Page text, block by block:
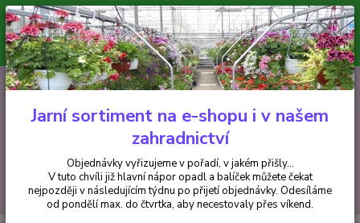
Minimální hodnota pro odeslání z e-shopu je 300 Kč.
V tuto chvíli již hlavní nápor objednávek opadl a balíček můžete čekat
nejpozději v následujícím týdnu po přijetí objednávky. Objednávky
vyřizujeme v pořadí, v jakém přišly...
CZK
Hledat
+420 602 223 614 0ks
za0 Kč
Jarní sortiment na e-shopu i v našem
zahradnictví
Objednávky vyřizujeme v pořadí, v jakém přišly...
V tuto chvíli již hlavní nápor opadl a balíček můžete čekat
nejpozději v následujícím týdnu po přijetí objednávky. Odesíláme
od pondělí max. do čtvrtka, aby necestovaly přes víkend.